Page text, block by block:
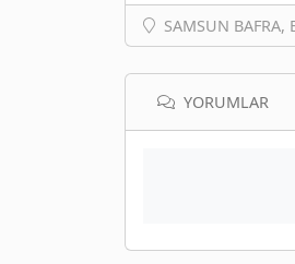
SAMSUN
YORUMLAR